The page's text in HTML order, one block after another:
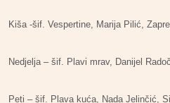
Kiša -šif. Vespertine, Marija Pilić,
Nedjelja – šif. Plavi mrav, Danijel
Peti – šif. Plava kuća, Nada Jelinčić,